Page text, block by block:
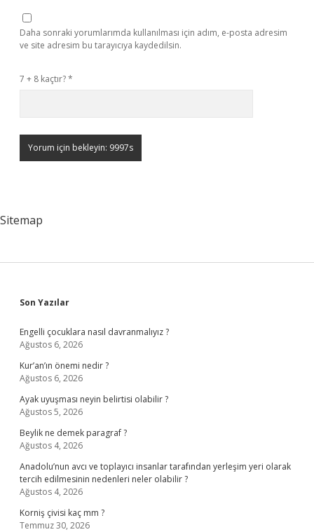
Daha sonraki yorumlarımda kullanılması için adım, e-posta adresim
ve site adresim bu tarayıcıya kaydedilsin.
7 + 8 kaçtır?*
Sitemap
Sidebar
Son Yazılar
Engelli çocuklara nasıl davranmalıyız ?
Ağustos 6, 2026
Kur’an’ın önemi nedir ?
Ağustos 6, 2026
Ayak uyuşması neyin belirtisi olabilir ?
Ağustos 5, 2026
Beylik ne demek paragraf ?
Ağustos 4, 2026
Anadolu’nun avcı ve toplayıcı insanlar tarafından yerleşim yeri olarak
tercih edilmesinin nedenleri neler olabilir ?
Ağustos 4, 2026
Korniş çivisi kaç mm ?
Temmuz 30, 2026